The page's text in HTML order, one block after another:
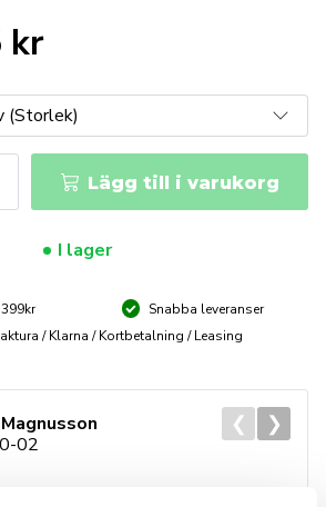
kr
Lägg till i varukorg
I lager
Snabba leveranser
/ Klarna / Kortbetalning / Leasing
02
❮ ❯